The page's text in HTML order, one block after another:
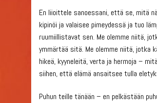
En liioittele sanoessani, että se, mitä
kipinöi ja valaisee pimeydessä ja tuo
ruumiillistavat sen. Me olemme niitä,
ymmärtää sitä. Me olemme niitä, jotka
hikeä, kyyneleitä, verta ja hermoja –
siihen, että elämä ansaitsee tulla
Puhun teille tänään – en pelkästään